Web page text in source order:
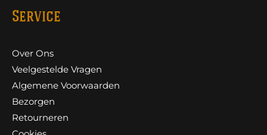
Service
Over Ons
Veelgestelde Vragen
Algemene Voorwaarden
Bezorgen
Retourneren